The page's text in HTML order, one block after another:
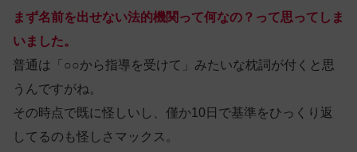
まず名前を出せない法的機関って何なの？って思ってしま
いました。
普通は「○○から指導を受けて」みたいな枕詞が付くと思
うんですがね。
その時点で既に怪しいし、僅か10日で基準をひっくり返
してるのも怪しさマックス。